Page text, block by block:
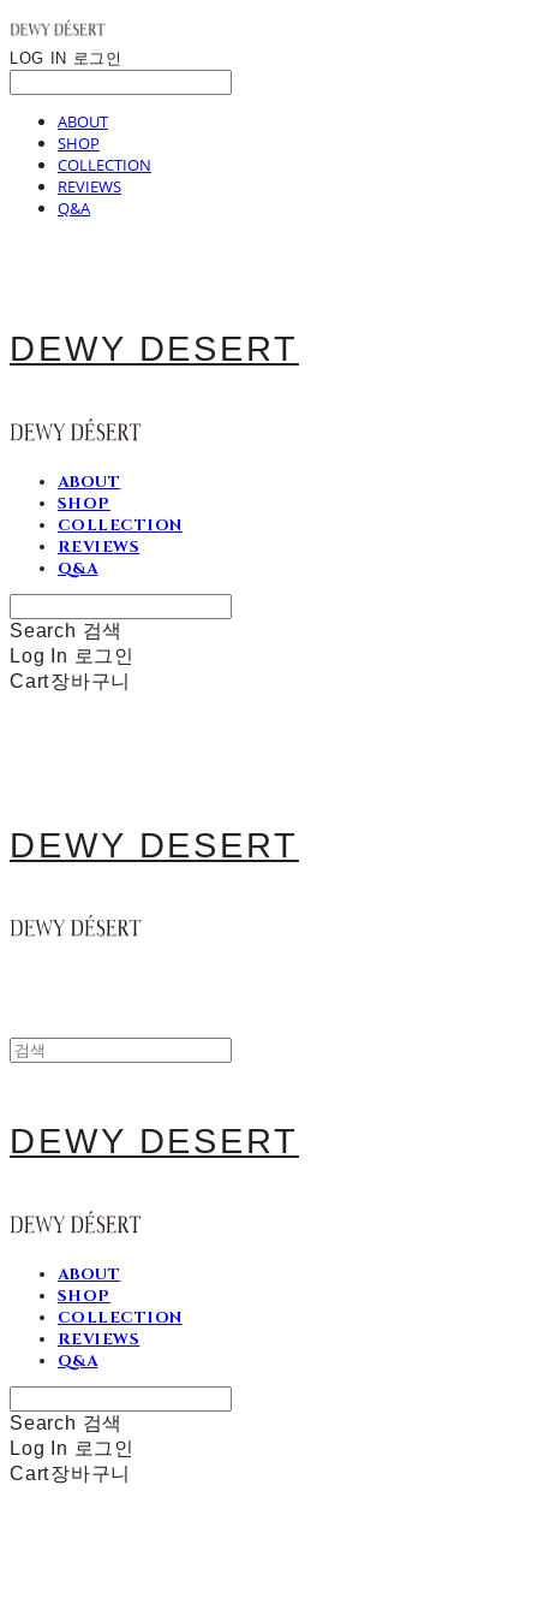
LOG IN 로그인
ABOUT
SHOP
COLLECTION
REVIEWS
Q&A
DEWY DESERT
ABOUT
SHOP
COLLECTION
REVIEWS
Q&A
Search 검색
Log In 로그인
Cart장바구니
DEWY DESERT
DEWY DESERT
ABOUT
SHOP
COLLECTION
REVIEWS
Q&A
Search 검색
Log In 로그인
Cart장바구니